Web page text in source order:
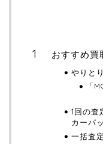
おすすめ買
やりと
「
1回の
カーパ
一括査